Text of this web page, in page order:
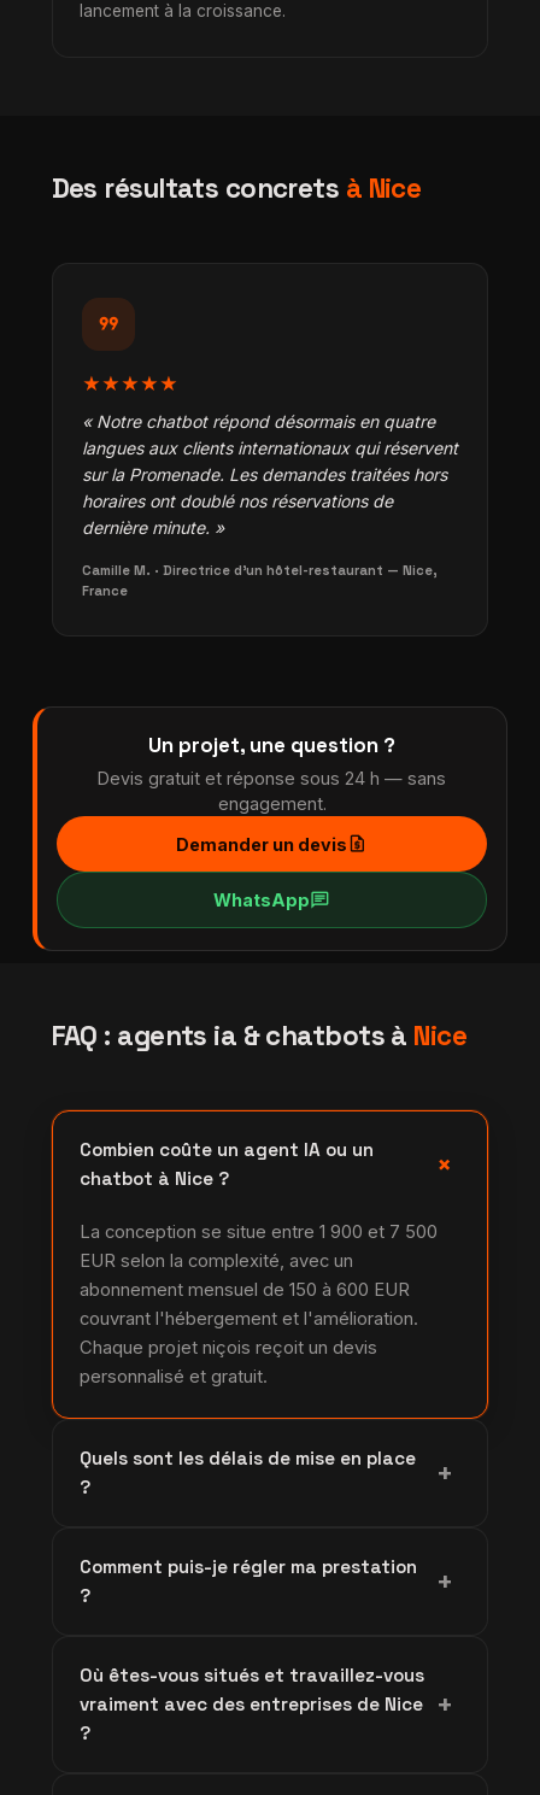
lancement à la croissance.
Des résultats concrets à Nice
format_quote
★★★★★
« Notre chatbot répond désormais en quatre
langues aux clients internationaux qui réservent
sur la Promenade. Les demandes traitées hors
horaires ont doublé nos réservations de
dernière minute. »
Camille M. · Directrice d'un hôtel-restaurant — Nice,
France
Un projet, une question ?
Devis gratuit et réponse sous 24 h — sans
engagement.
Demander un devisrequest_quote
WhatsAppchat
FAQ : agents ia & chatbots à Nice
Combien coûte un agent IA ou un
chatbot à Nice ?
+
La conception se situe entre 1 900 et 7 500
EUR selon la complexité, avec un
abonnement mensuel de 150 à 600 EUR
couvrant l'hébergement et l'amélioration.
Chaque projet niçois reçoit un devis
personnalisé et gratuit.
Quels sont les délais de mise en place
?
+
semaines, un agent de vente en 4 à 6
semaines, et une solution sur-mesure
Comment puis-je régler ma prestation
?
+
Stripe ou par virement SEPA, en euros. Un
échéancier en plusieurs versements est
possible pour les projets importants.
Où êtes-vous situés et travaillez-vous
vraiment avec des entreprises de Nice
?
+